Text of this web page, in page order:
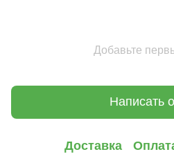
Добавьте
Написать
Доставка